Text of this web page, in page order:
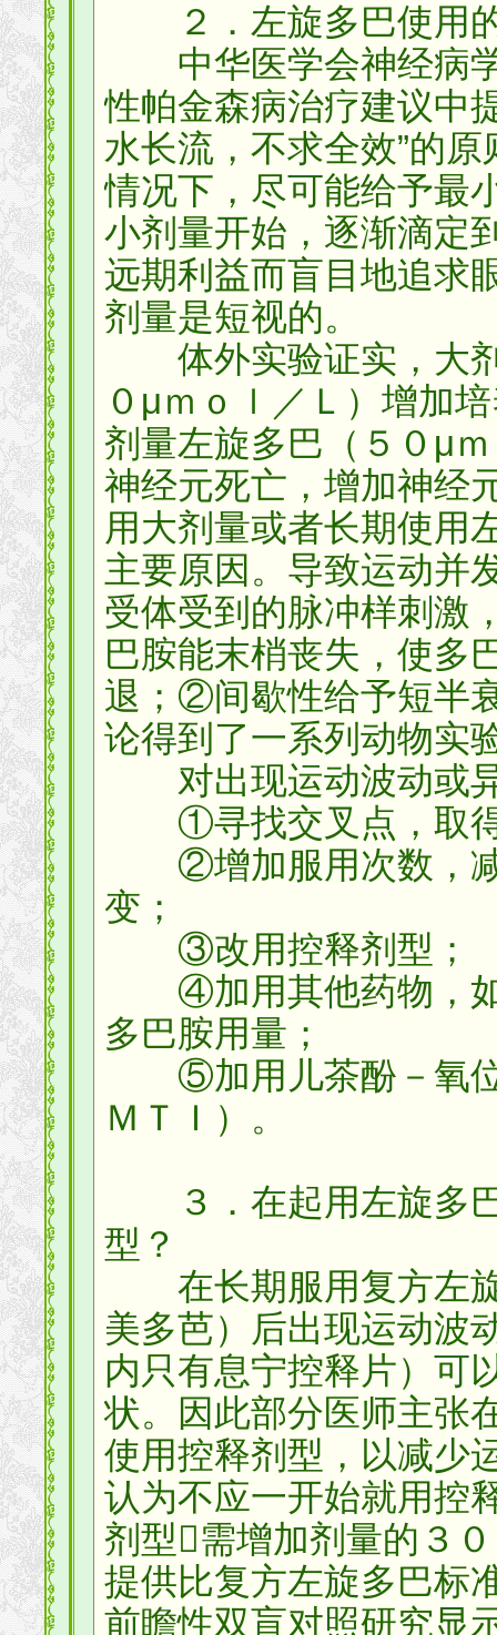
２．左旋多巴使用
中华医学会神经病学
性帕金森病治疗建议中
水长流，不求全效”的
情况下，尽可能给予最
小剂量开始，逐渐滴定
远期利益而盲目地追求
剂量是短视的。
体外实验证实，大剂
０μｍｏｌ／Ｌ）增加
剂量左旋多巴（５０μ
神经元死亡，增加神经
用大剂量或者长期使用
主要原因。导致运动并
受体受到的脉冲样刺激
巴胺能末梢丧失，使多
退；②间歇性给予短半
论得到了一系列动物实
对出现运动波动或异
①寻找交叉点，取得
②增加服用次数，减
变；
③改用控释剂型；
④加用其他药物，如
多巴胺用量；
⑤加用儿茶酚－氧位
ＭＴＩ）。
３．在起用左旋多巴
型？
在长期服用复方左旋
美多芭）后出现运动波
内只有息宁控释片）可
状。因此部分医师主张
使用控释剂型，以减少
认为不应一开始就用控
剂型需增加剂量的３
提供比复方左旋多巴标
前瞻性双盲对照研究显